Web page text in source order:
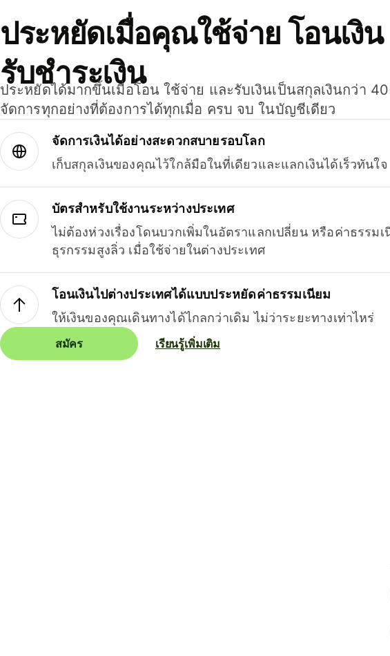
ประหยัดเมื่อคุณใช้จ่าย โอนเงิ
รับชำระเงิน
ประหยัดได้มากขึ้นเมื่อโอน ใช้จ่าย และรับเงินเป็นสกุลเงินกว่า
จัดการทุกอย่างที่ต้องการได้ทุกเมื่อ ครบ จบ ในบัญชีเดียว
จัดการเงินได้อย่างสะดวกสบายรอบโลก
เก็บสกุลเงินของคุณไว้ใกล้มือในที่เดียวและแลกเงินได้เร็วทันใจ
บัตรสำหรับใช้งานระหว่างประเทศ
ไม่ต้องห่วงเรื่องโดนบวกเพิ่มในอัตราแลกเปลี่ยน หรือค่าธรรม
ธุรกรรมสูงลิ่ว เมื่อใช้จ่ายในต่างประเทศ
โอนเงินไปต่างประเทศได้แบบประหยัดค่าธรรมเนียม
ให้เงินของคุณเดินทางได้ไกลกว่าเดิม ไม่ว่าระยะทางเท่าไหร่
สมัคร เรียนรู้เพิ่มเติม